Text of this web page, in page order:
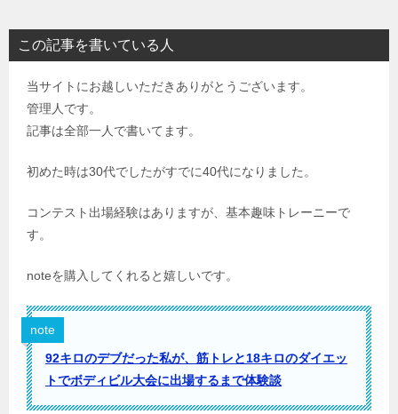
この記事を書いている人
当サイトにお越しいただきありがとうございます。
管理人です。
記事は全部一人で書いてます。
初めた時は30代でしたがすでに40代になりました。
コンテスト出場経験はありますが、基本趣味トレーニーで
す。
noteを購入してくれると嬉しいです。
note
92キロのデブだった私が、筋トレと18キロのダイエッ
トでボディビル大会に出場するまで体験談